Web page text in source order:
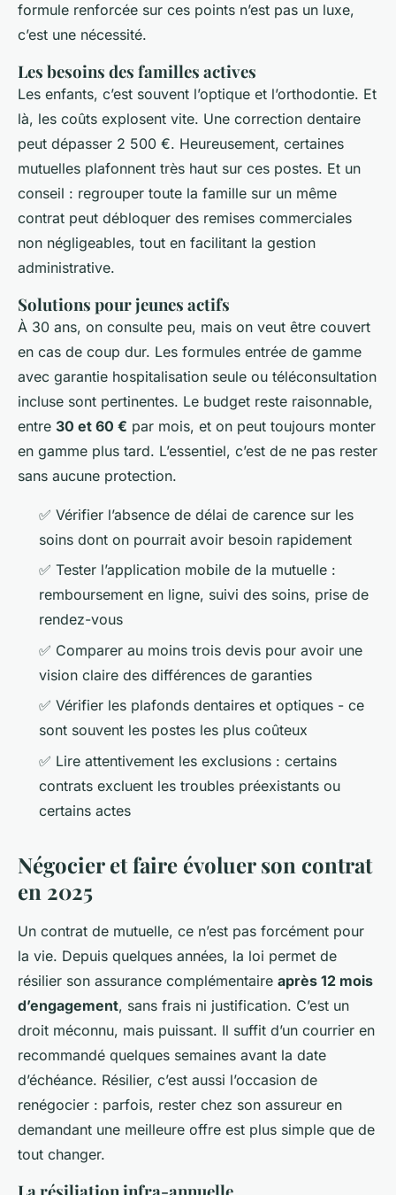
formule renforcée sur ces points n’est pas un luxe,
c’est une nécessité.
Les besoins des familles actives
Les enfants, c’est souvent l’optique et l’orthodontie. Et
là, les coûts explosent vite. Une correction dentaire
peut dépasser 2 500 €. Heureusement, certaines
mutuelles plafonnent très haut sur ces postes. Et un
conseil : regrouper toute la famille sur un même
contrat peut débloquer des remises commerciales
non négligeables, tout en facilitant la gestion
administrative.
Solutions pour jeunes actifs
À 30 ans, on consulte peu, mais on veut être couvert
en cas de coup dur. Les formules entrée de gamme
avec garantie hospitalisation seule ou téléconsultation
incluse sont pertinentes. Le budget reste raisonnable,
entre 30 et 60 € par mois, et on peut toujours monter
en gamme plus tard. L’essentiel, c’est de ne pas rester
sans aucune protection.
✅ Vérifier l’absence de délai de carence sur les
soins dont on pourrait avoir besoin rapidement
✅ Tester l’application mobile de la mutuelle :
remboursement en ligne, suivi des soins, prise de
rendez-vous
✅ Comparer au moins trois devis pour avoir une
vision claire des différences de garanties
✅ Vérifier les plafonds dentaires et optiques - ce
sont souvent les postes les plus coûteux
✅ Lire attentivement les exclusions : certains
contrats excluent les troubles préexistants ou
certains actes
Négocier et faire évoluer son contrat
en 2025
Un contrat de mutuelle, ce n’est pas forcément pour
la vie. Depuis quelques années, la loi permet de
résilier son assurance complémentaire après 12 mois
d’engagement, sans frais ni justification. C’est un
droit méconnu, mais puissant. Il suffit d’un courrier en
recommandé quelques semaines avant la date
d’échéance. Résilier, c’est aussi l’occasion de
renégocier : parfois, rester chez son assureur en
demandant une meilleure offre est plus simple que de
tout changer.